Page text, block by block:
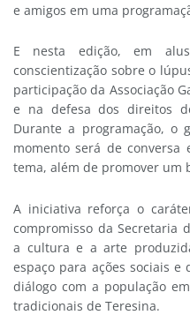
e amigos em uma
E nesta edição, em
conscientização sobre o
participação da Associação
e na defesa dos direitos
Durante a programação, o
momento será de
tema, além de promover um
A iniciativa reforça o
compromisso da Secretaria
a cultura e a arte
espaço para ações sociais
diálogo com a população
tradicionais de Teresina.